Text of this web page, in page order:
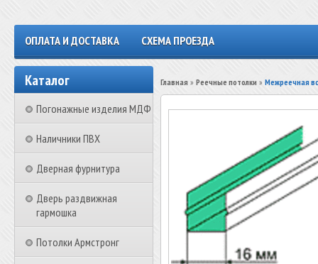
ОПЛАТА И ДОСТАВКА СХЕМА ПРОЕЗДА
Каталог
Погонажные изделия МДФ
Наличники ПВХ
Дверная фурнитура
Дверь раздвижная
гармошка
Потолки Армстронг
Главная » Реечные потолки » Межреечная